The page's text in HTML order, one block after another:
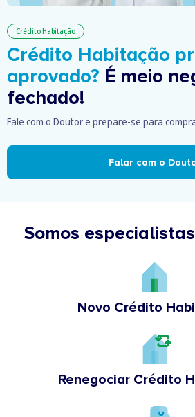
Crédito Habitação
Crédito Habitação
aprovado? É meio
fechado!
Fale com o Doutor e prepare-se para
Falar com o
Somos
Novo Crédito
Renegociar Crédito